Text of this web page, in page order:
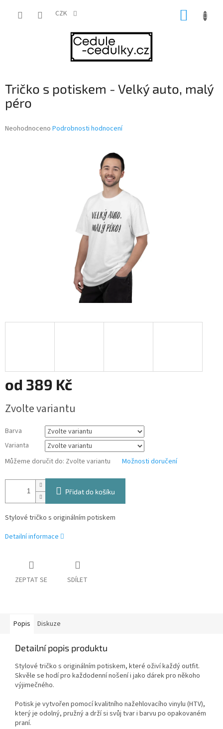
CZK
Tričko s potiskem - Velký auto, malý
péro
Průměrné
Neohodnoceno Podrobnosti hodnocení
od 389 Kč
cena:
Zvolte variantu
Barva
Varianta
Můžeme doručit do: Zvolte variantu Možnosti doručení
Přidat do košíku
Stylové tričko s originálním potiskem
Detailní informace
ZEPTAT SE SDÍLET
Popis Diskuze
Detailní popis produktu
Stylové tričko s originálním potiskem, které oživí každý outfit.
Skvěle se hodí pro každodenní nošení i jako dárek pro někoho
výjimečného.
Potisk je vytvořen pomocí kvalitního nažehlovacího vinylu (HTV),
který je odolný, pružný a drží si svůj tvar i barvu po opakovaném
praní.